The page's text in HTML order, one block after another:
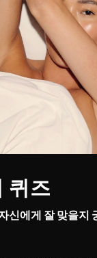
퀴즈
신에게 잘 맞을지